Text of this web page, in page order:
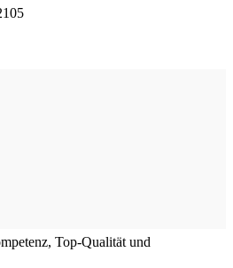
Top-Qualität und